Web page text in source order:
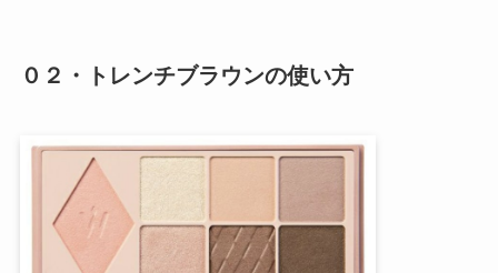
０２・トレンチブラウンの使い方